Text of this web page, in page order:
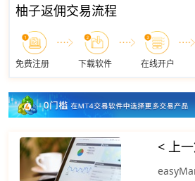
柚子返佣交易流程
免费注册 下载软件 在线开户
< 上